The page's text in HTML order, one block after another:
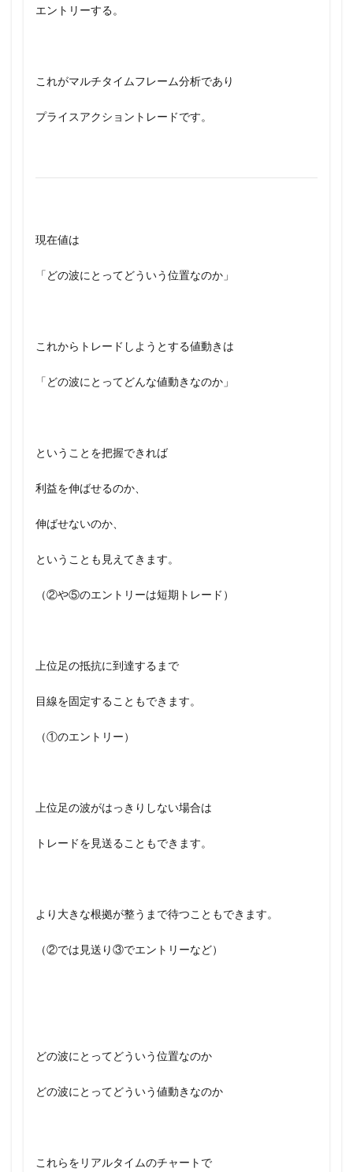
エントリーする。
これがマルチタイムフレーム分析であり
プライスアクショントレードです。
現在値は
「どの波にとってどういう位置なのか」
これからトレードしようとする値動きは
「どの波にとってどんな値動きなのか」
ということを把握できれば
利益を伸ばせるのか、
伸ばせないのか、
ということも見えてきます。
（②や⑤のエントリーは短期トレード）
上位足の抵抗に到達するまで
目線を固定することもできます。
（①のエントリー）
上位足の波がはっきりしない場合は
トレードを見送ることもできます。
より大きな根拠が整うまで待つこともできます。
（②では見送り③でエントリーなど）
どの波にとってどういう位置なのか
どの波にとってどういう値動きなのか
これらをリアルタイムのチャートで